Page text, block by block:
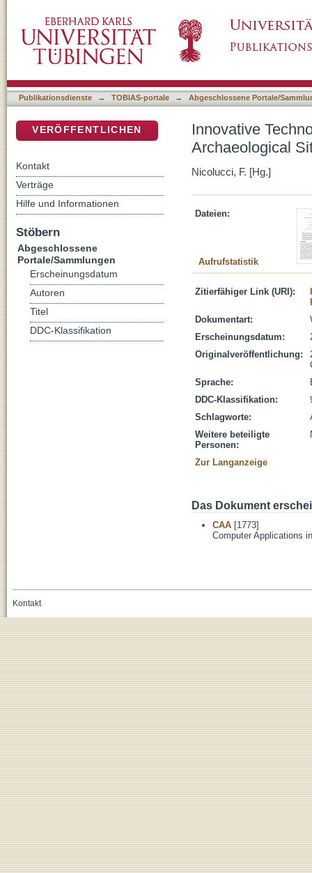
Publikationsdienste → TOBIAS-portale → Abgeschlossene Portale/
Innovative
Archaeological
Nicolucci, F. [Hg.]
Dateien:
Aufrufstatistik
Zitierfähiger Link (URI):
Dokumentart:
Erscheinungsdatum:
Originalveröffentlichung:
Sprache:
DDC-Klassifikation:
Schlagworte:
Weitere beteiligte
Personen:
Zur Langanzeige
Das Dokument
CAA [1773]
Computer Applications
VERÖFFENTLICHEN
Kontakt
Verträge
Hilfe und Informationen
Stöbern
Abgeschlossene
Portale/Sammlungen
Erscheinungsdatum
Autoren
Titel
DDC-Klassifikation
Kontakt